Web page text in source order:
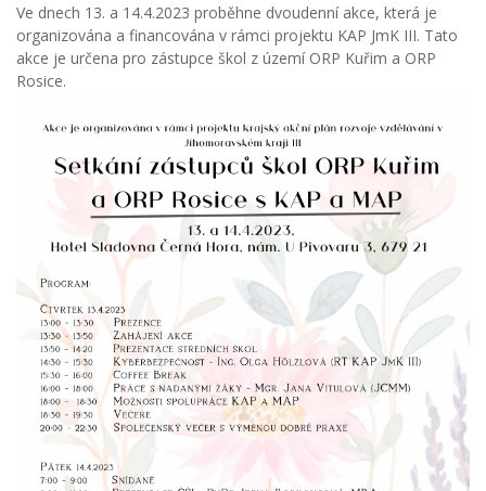
Ve dnech 13. a 14.4.2023 proběhne dvoudenní akce, která je
organizována a financována v rámci projektu KAP JmK III. Tato
akce je určena pro zástupce škol z území ORP Kuřim a ORP
Rosice.